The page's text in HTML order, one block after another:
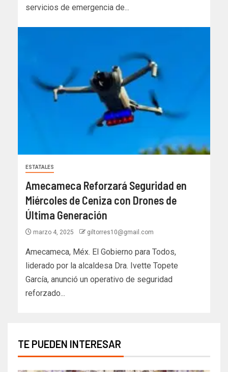
servicios de emergencia de...
ESTATALES
Amecameca Reforzará Seguridad en
Miércoles de Ceniza con Drones de
Última Generación
marzo 4, 2025 giltorres10@gmail.com
Amecameca, Méx. El Gobierno para Todos,
liderado por la alcaldesa Dra. Ivette Topete
García, anunció un operativo de seguridad
reforzado...
TE PUEDEN INTERESAR